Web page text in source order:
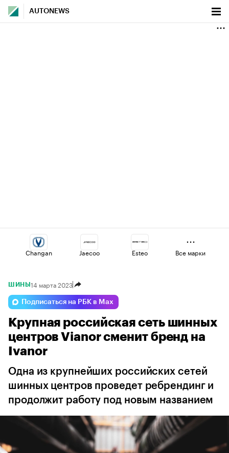
AUTONEWS
Changan Jaecoo Esteo
Lada Voyah
Geely Haval Volga
Все марки
ШИНЫ 14 марта 2023
Подписаться на РБК в Max
Крупная российская сеть шинных
центров Vianor сменит бренд на
Ivanor
Одна из крупнейших российских сетей
шинных центров проведет ребрендинг и
продолжит работу под новым названием